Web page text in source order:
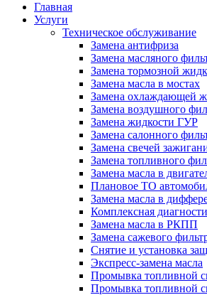
Главная
Услуги
Техническое обслуживание
Замена антифриза
Замена масляного
Замена тормозной
Замена масла в мостах
Замена охлаждающей
Замена воздушного
Замена жидкости ГУР
Замена салонного
Замена свечей
Замена топливного
Замена масла в
Плановое ТО
Замена масла в
Комплексная
Замена масла в РКПП
Замена сажевого
Снятие и установка
Экспресс-замена масла
Промывка топливной
Промывка топливной